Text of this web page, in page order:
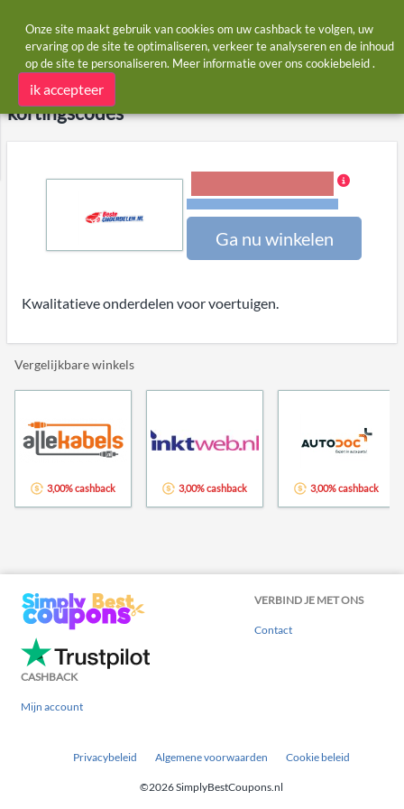
Startpagina Winkels BesteONDERDELEN NL
BesteONDERDELEN NL cashback en
kortingscodes
Ga nu winkelen
Kwalitatieve onderdelen voor voertuigen.
Vergelijkbare winkels
3,00% cashback 3,00% cashback 3,00% cashback
VERBIND JE MET ONS
Contact
CASHBACK
Mijn account
Privacybeleid Algemene voorwaarden Cookie beleid
©2026 SimplyBestCoupons.nl
Onze site maakt gebruik van cookies om uw cashback te volgen, uw
ervaring op de site te optimaliseren, verkeer te analyseren en de inhoud
op de site te personaliseren. Meer informatie over ons cookiebeleid.
ik accepteer